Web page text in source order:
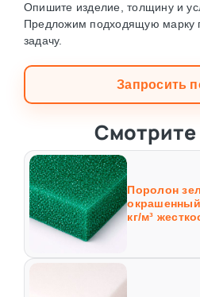
Опишите изделие, толщину и
Предложим подходящую марку
задачу.
Запросить
Смотрите
Поролон
кг/м³